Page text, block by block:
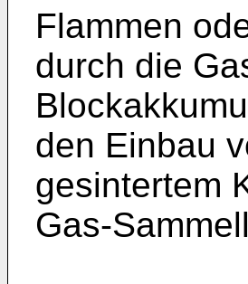
Flammen
durch die
den Einbau
gesintertem
Gas-